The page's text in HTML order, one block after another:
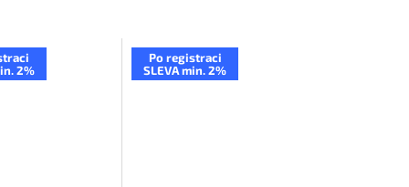
2%
Po registraci
SLEVA min. 2%